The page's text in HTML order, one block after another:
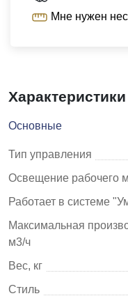
Мне нужен
Характеристики
Основные
Тип управления
Освещение рабочего
Работает в системе
Максимальная
м3/ч
Вес, кг
Стиль